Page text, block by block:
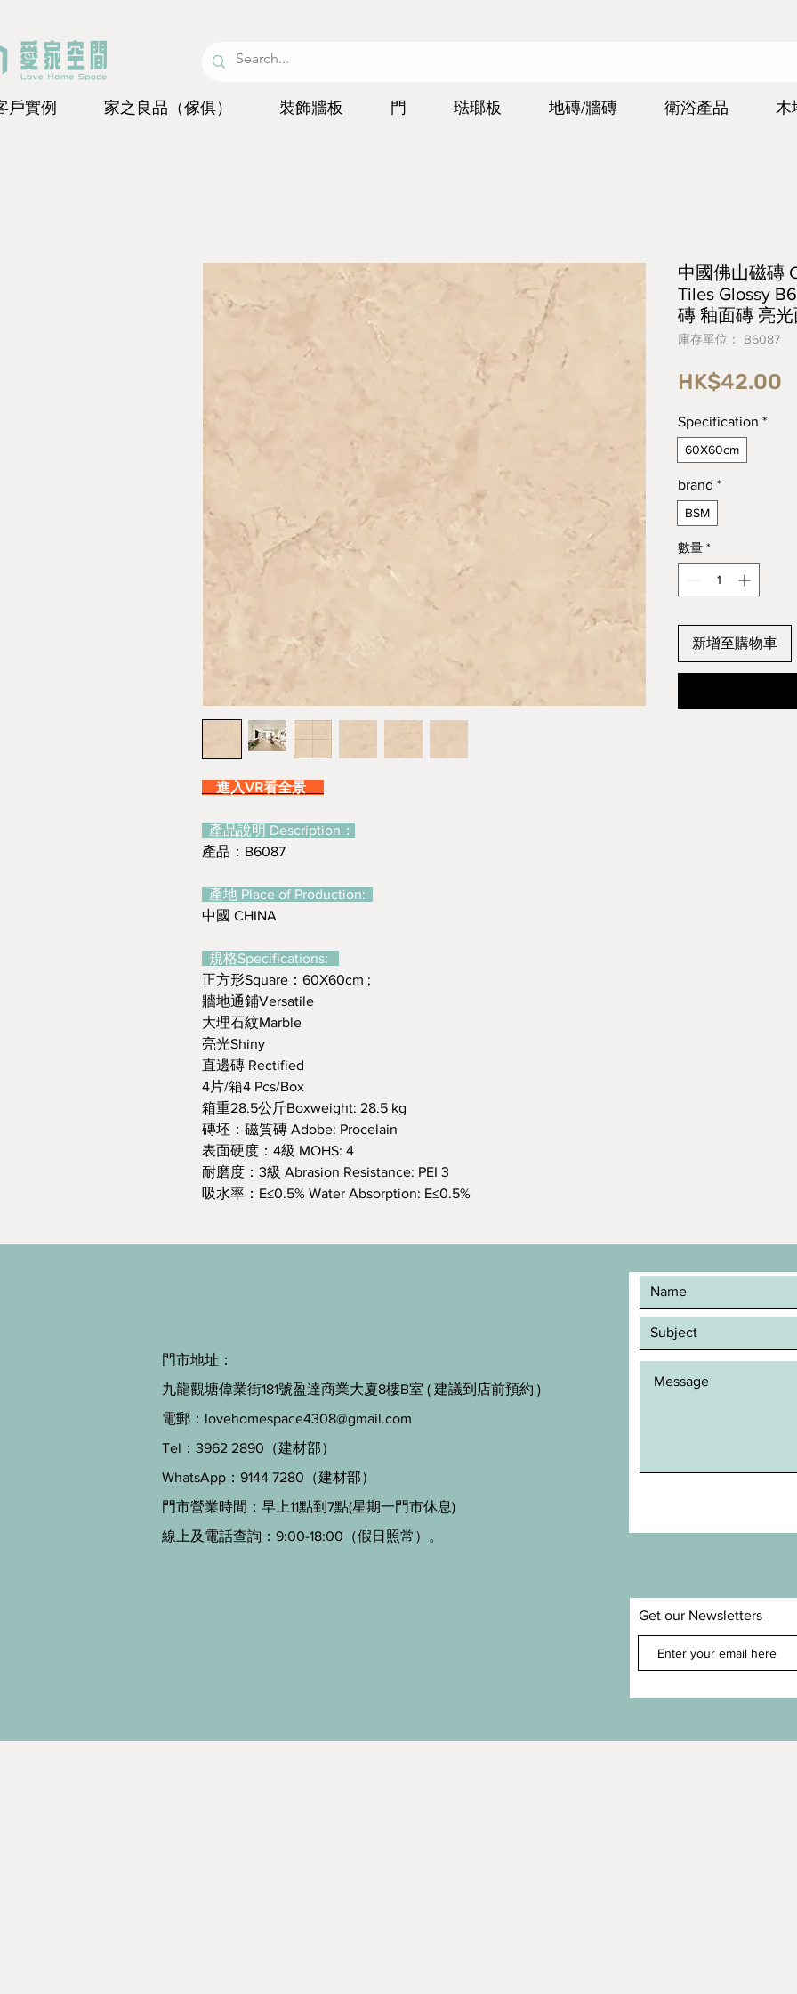
戶實例 家之良品（傢俱） 裝飾牆板 門 琺瑯板 地磚/牆磚 衛浴產品 木
進入VR看全景
產品說明 Description：
產品：B6087
產地 Place of Production:
中國 CHINA
規格Specifications:
正方形Square：60X60cm ;
牆地通鋪Versatile
大理石紋Marble
亮光Shiny
直邊磚 Rectified
4片/箱4 Pcs/Box
箱重28.5公斤Boxweight: 28.5 kg
磚坯：磁質磚 Adobe: Procelain
表面硬度：4級 MOHS: 4
耐磨度：3級 Abrasion Resistance: PEI 3
吸水率：E≤0.5% Water Absorption: E≤0.5%
中國佛山磁磚
Tiles Glossy
磚 釉面磚 亮
庫存單位： B6087
HK$42.00
Specification *
60X60cm
brand *
BSM
數量 *
新增至購物車
門市地址：
九龍觀塘偉業街181號盈達商業大廈8樓B室 ( 建議到店前預約 )
電郵： lovehomespace4308@gmail.com
Tel：3962 2890（建材部）
WhatsApp：9144 7280（建材部）
門市營業時間：早上11點到7點(星期一門市休息)
線上及電話查詢：9:00-18:00（假日照常）。
Get our Newsletters